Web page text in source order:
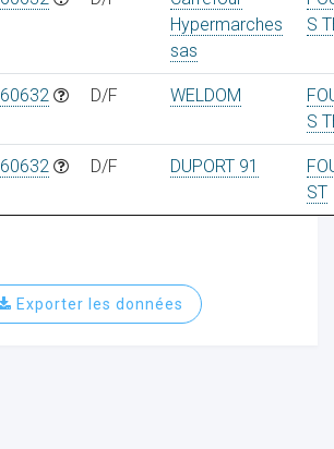
Hypermarches
sas
S
60632 D/F WELDOM
S
60632 D/F DUPORT 91
ST
Exporter les données